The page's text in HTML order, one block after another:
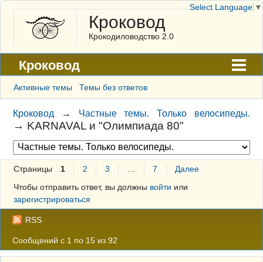
Кроковод
Крокодиловодство 2.0
Кроковод
Форум
Архив
ГАЛЕРЕЯ
Правила
Поиск
Регистрация
Вход
Активные темы Темы без ответов
Кроковод → Частные темы. Только велосипеды.
→ KARNAVAL и "Олимпиада 80"
Страницы 1 2 3 7
Далее
Чтобы отправить ответ, вы должны войти или
зарегистрироваться
RSS
Сообщений с 1 по 15 из 92
Select Language ▼